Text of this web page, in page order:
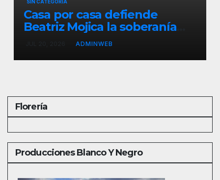
SIN CATEGORÍA
Casa por casa defiende
Beatriz Mojica la soberanía
nacional en Tlapa
ADMINWEB
Florería
Producciones Blanco Y Negro